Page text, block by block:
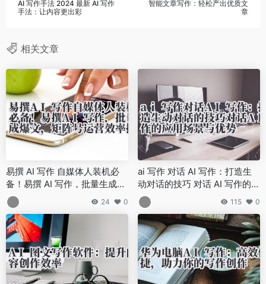
AI 写作手法 2024 最新 AI 写作
手法：让内容更出彩
智能文章写作：轻松产出优质文
章
相关文章
易撰 AI 写作 自媒体人装机必
备！易撰 AI 写作，批量生成爆
文，矩阵号运营效率提升 10 倍
24 0
ai 写作 对话 AI 写作：打造生
动对话的技巧 对话 AI 写作的应
用场景与优势
115 0